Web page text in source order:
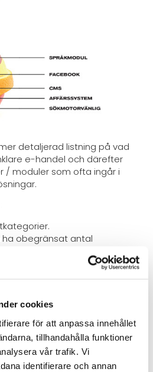
cookies
för att anpassa innehållet
tillhandahålla funktioner
vår trafik. Vi
identifierare och annan
detaljerad listning på vad
e-handel och därefter
/ moduler som ofta ingår i
ha obegränsat antal
för produktbilder.
produkter på startsidan.
rabattsats på sortiment eller
rabattkod för att få rabatt.